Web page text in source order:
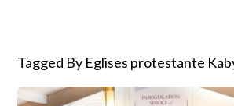
Tagged By Eglises protestante